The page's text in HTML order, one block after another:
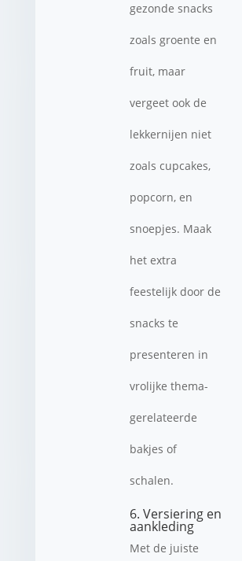
gezonde snacks
zoals groente en
fruit, maar
vergeet ook de
lekkernijen niet
zoals cupcakes,
popcorn, en
snoepjes. Maak
het extra
feestelijk door de
snacks te
presenteren in
vrolijke thema-
gerelateerde
bakjes of
schalen.
6. Versiering en
aankleding
Met de juiste